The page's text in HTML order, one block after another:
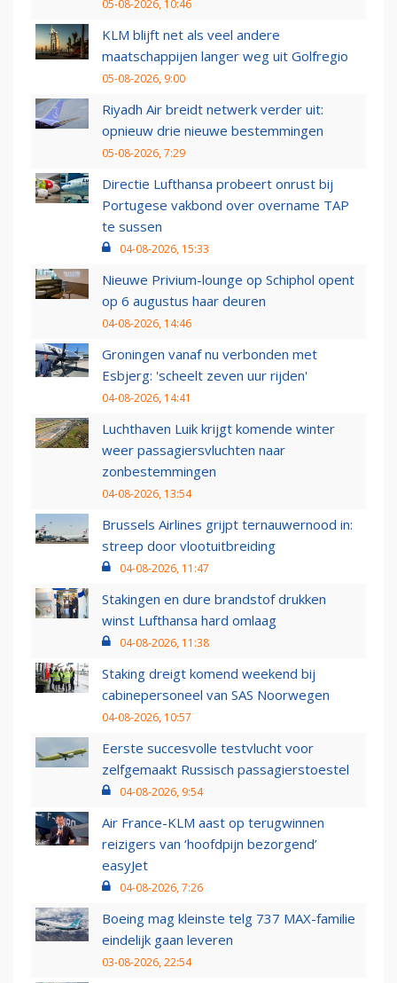
05-08-2026, 10:46
KLM blijft net als veel andere
maatschappijen langer weg uit Golfregio
05-08-2026, 9:00
Riyadh Air breidt netwerk verder uit:
opnieuw drie nieuwe bestemmingen
05-08-2026, 7:29
Directie Lufthansa probeert onrust bij
Portugese vakbond over overname TAP
te sussen
04-08-2026, 15:33
Nieuwe Privium-lounge op Schiphol opent
op 6 augustus haar deuren
04-08-2026, 14:46
Groningen vanaf nu verbonden met
Esbjerg: 'scheelt zeven uur rijden'
04-08-2026, 14:41
Luchthaven Luik krijgt komende winter
weer passagiersvluchten naar
zonbestemmingen
04-08-2026, 13:54
Brussels Airlines grijpt ternauwernood in:
streep door vlootuitbreiding
04-08-2026, 11:47
Stakingen en dure brandstof drukken
winst Lufthansa hard omlaag
04-08-2026, 11:38
Staking dreigt komend weekend bij
cabinepersoneel van SAS Noorwegen
04-08-2026, 10:57
Eerste succesvolle testvlucht voor
zelfgemaakt Russisch passagierstoestel
04-08-2026, 9:54
Air France-KLM aast op terugwinnen
reizigers van ‘hoofdpijn bezorgend’
easyJet
04-08-2026, 7:26
Boeing mag kleinste telg 737 MAX-familie
eindelijk gaan leveren
03-08-2026, 22:54